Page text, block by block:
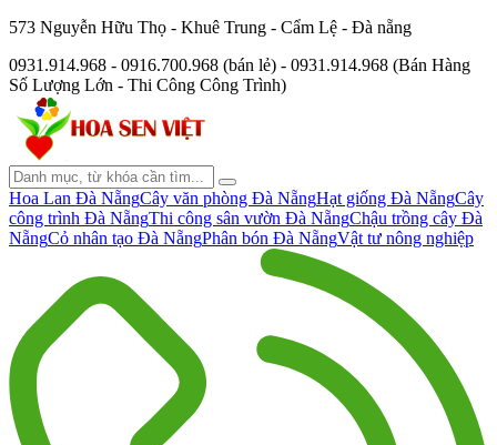
573 Nguyễn Hữu Thọ - Khuê Trung - Cẩm Lệ - Đà nẵng
0931.914.968 - 0916.700.968 (bán lẻ) - 0931.914.968 (Bán Hàng
Số Lượng Lớn - Thi Công Công Trình)
Hoa Lan Đà NẵngCây văn phòng Đà NẵngHạt giống Đà NẵngCây
công trình Đà NẵngThi công sân vườn Đà NẵngChậu trồng cây Đà
NẵngCỏ nhân tạo Đà NẵngPhân bón Đà NẵngVật tư nông nghiệp